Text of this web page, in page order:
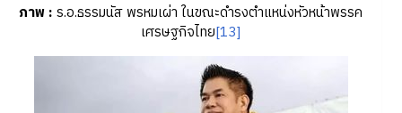
ภาพ : ร.อ.ธรรมนัส พรหมเผ่า ในขณะดำรงตำแหน่งหัวหน้าพรรค
เศรษฐกิจไทย[13]